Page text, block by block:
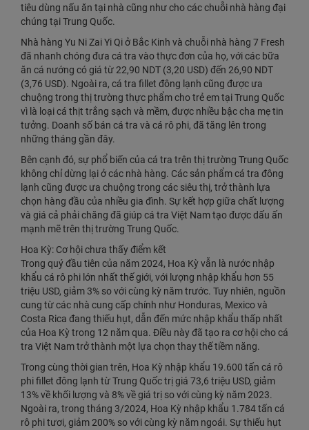
tiêu dùng nấu ăn tại nhà cũng như cho các chuỗi nhà hàng đại
chúng tại Trung Quốc.
Nhà hàng Yu Ni Zai Yi Qi ở Bắc Kinh và chuỗi nhà hàng 7 Fresh
đã nhanh chóng đưa cá tra vào thực đơn của họ, với các bữa
ăn cá nướng có giá từ 22,90 NDT (3,20 USD) đến 26,90 NDT
(3,76 USD). Ngoài ra, cá tra fillet đông lạnh cũng được ưa
chuộng trong thị trường thực phẩm cho trẻ em tại Trung Quốc
vì là loại cá thịt trắng sạch và mềm, được nhiều bậc cha mẹ tin
tưởng. Doanh số bán cá tra và cá rô phi, đã tăng lên trong
những tháng gần đây.
Bên cạnh đó, sự phổ biến của cá tra trên thị trường Trung Quốc
không chỉ dừng lại ở các nhà hàng. Các sản phẩm cá tra đông
lạnh cũng được ưa chuộng trong các siêu thị, trở thành lựa
chọn hàng đầu của nhiều gia đình. Sự kết hợp giữa chất lượng
và giá cả phải chăng đã giúp cá tra Việt Nam tạo được dấu ấn
mạnh mẽ trên thị trường Trung Quốc.
Hoa Kỳ: Cơ hội chưa thấy điểm kết
Trong quý đầu tiên của năm 2024, Hoa Kỳ vẫn là nước nhập
khẩu cá rô phi lớn nhất thế giới, với lượng nhập khẩu hơn 55
triệu USD, giảm 3% so với cùng kỳ năm trước. Tuy nhiên, nguồn
cung từ các nhà cung cấp chính như Honduras, Mexico và
Costa Rica đang thiếu hụt, dẫn đến mức nhập khẩu thấp nhất
của Hoa Kỳ trong 12 năm qua. Điều này đã tạo ra cơ hội cho cá
tra Việt Nam trở thành một lựa chọn thay thế tiềm năng.
Trong cùng thời gian trên, Hoa Kỳ nhập khẩu 19.600 tấn cá rô
phi fillet đông lạnh từ Trung Quốc trị giá 73,6 triệu USD, giảm
13% về khối lượng và 8% về giá trị so với cùng kỳ năm 2023.
Ngoài ra, trong tháng 3/2024, Hoa Kỳ nhập khẩu 1.784 tấn cá
rô phi tươi, giảm 200% so với cùng kỳ năm ngoái. Sự thiếu hụt